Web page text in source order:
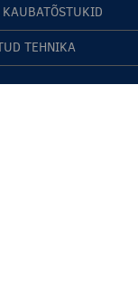
KAUBATÕSTUKID
TEHNIKA